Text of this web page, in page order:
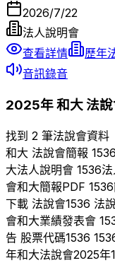
2026/7/22
法人說明會
查看詳情
歷年
音訊錄音
2025年和大法
找到 2 筆法說會資料
和大 法說會簡報 1536
大法人說明會 1536
會和大簡報PDF 1536
下載 法說會1536 法
會和大業績發表會
告 股票代碼1536
年和大法說會2025年